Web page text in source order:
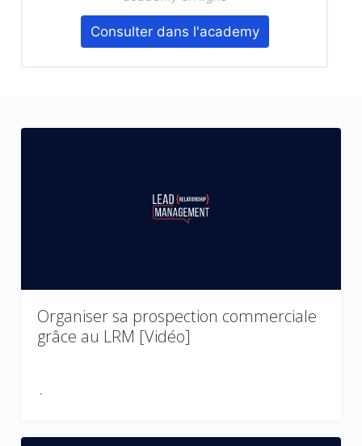
Consulter dans l'academy
Organiser sa prospection commerciale
grâce au LRM [Vidéo]